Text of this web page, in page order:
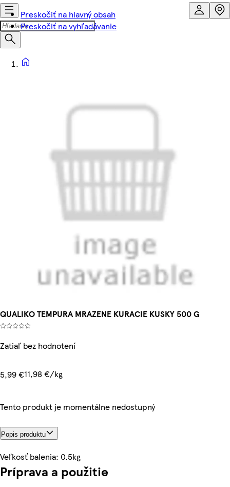
Preskočiť na hlavný obsah
Preskočiť na vyhľadávanie
QUALIKO TEMPURA MRAZENE KURACIE KUSKY 500 G
Zatiaľ bez hodnotení
5,99 €11,98 €/kg
Tento produkt je momentálne nedostupný
Popis produktu
Veľkosť balenia: 0.5kg
Príprava a použitie